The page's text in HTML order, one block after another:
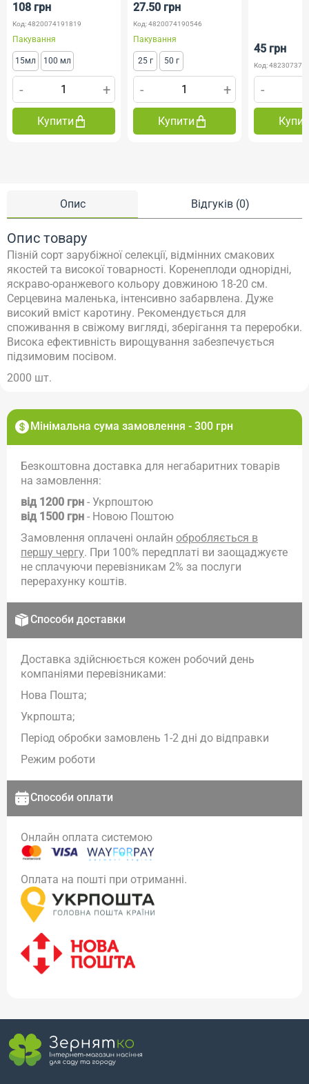
Мінімальна сума замовлення - 300 грн
Безкоштовна доставка для негабаритних товарів
на замовлення:
від 1200 грн - Укрпоштою
від 1500 грн - Новою Поштою
Замовлення оплачені онлайн обробляється в
першу чергу. При 100% передплаті ви заощаджуєте
не сплачуючи перевізникам 2% за послуги
перерахунку коштів.
Способи доставки
Доставка здійснюється кожен робочий день
компаніями перевізниками:
Нова Пошта;
Укрпошта;
Період обробки замовлень 1-2 дні до відправки
Режим роботи
Способи оплати
Онлайн оплата системою
Оплата на пошті при отриманні.
Опис Відгуків (0)
Опис товару
Пізній сорт зарубіжної селекції, відмінних смакових
якостей та високої товарності. Коренеплоди однорідні,
яскраво-оранжевого кольору довжиною 18-20 см.
Серцевина маленька, інтенсивно забарвлена. Дуже
високий вміст каротину. Рекомендується для
споживання в свіжому вигляді, зберігання та переробки.
Висока ефективність вирощування забезпечується
підзимовим посівом.
2000 шт.
108 грн
Код: 4820074191819
Пакування
15мл 100 мл
- +
Купити
27.50 грн
Код: 4820074190546
Пакування
25 г 50 г
- +
Купити
45 грн
Код:
-